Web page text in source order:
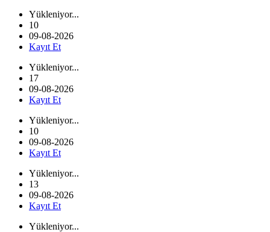
Yükleniyor...
10
09-08-2026
Kayıt Et
Yükleniyor...
17
09-08-2026
Kayıt Et
Yükleniyor...
10
09-08-2026
Kayıt Et
Yükleniyor...
13
09-08-2026
Kayıt Et
Yükleniyor...